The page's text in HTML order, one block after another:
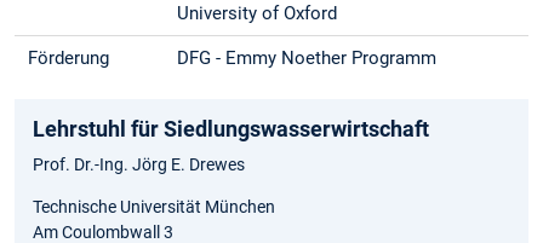
University of Oxford
Förderung DFG - Emmy Noether Programm
Lehrstuhl für Siedlungswasserwirtschaft
Prof. Dr.-Ing. Jörg E. Drewes
Technische Universität München
Am Coulombwall 3